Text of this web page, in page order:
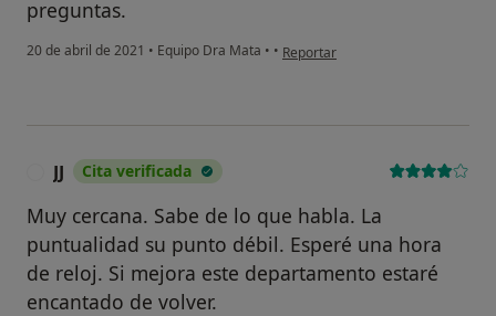
preguntas.
20 de abril de 2021 • Equipo Dra Mata • • en opinión del usuario M.G
Reportar
JJ Cita verificada
Muy cercana. Sabe de lo que habla. La
puntualidad su punto débil. Esperé una hora
de reloj. Si mejora este departamento estaré
encantado de volver.